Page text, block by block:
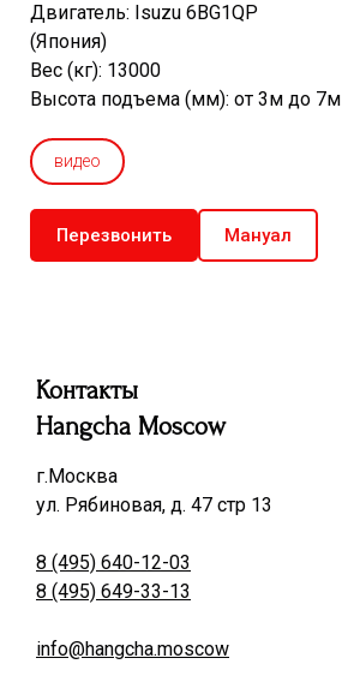
Двигатель: Isuzu 6BG1QP
(Япония)
Вес (кг): 13000
Высота подъема (мм): от 3м до 7м
видео
Перезвонить Мануал
Контакты
Hangcha Moscow
г.Москва
ул. Рябиновая, д. 47 стр 13
8 (495) 640-12-03
8 (495) 649-33-13
info@hangcha.moscow